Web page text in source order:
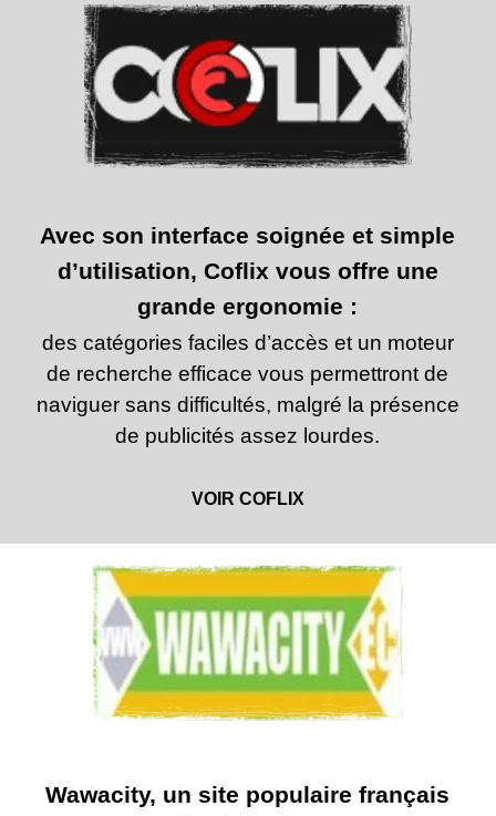
Avec son interface soignée et simple
d’utilisation, Coflix vous offre une
grande ergonomie :
des catégories faciles d’accès et un moteur
de recherche efficace vous permettront de
naviguer sans difficultés, malgré la présence
de publicités assez lourdes.
VOIR COFLIX
Wawacity, un site populaire français